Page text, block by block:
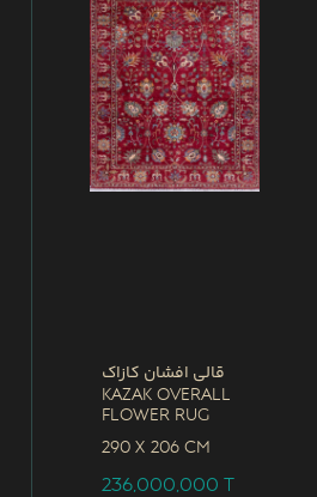
قالی افشان کازاک
Kazak Overall
Flower Rug
290 x 206 CM
236,000,000T